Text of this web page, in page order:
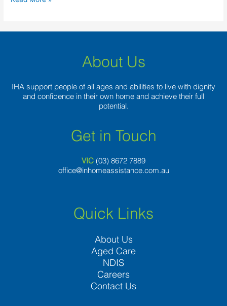
About Us
IHA support people of all ages and abilities to live with dignity
and confidence in their own home and achieve their full
potential.
Get in Touch
VIC (03) 8672 7889
office@inhomeassistance.com.au
Quick Links
About Us
Aged Care
NDIS
Careers
Contact Us